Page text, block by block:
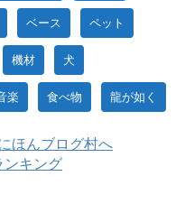
ベース ペット
機材 犬
楽 食べ物 龍が如く